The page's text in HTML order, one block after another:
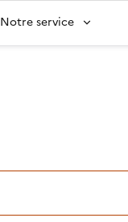
Notre service